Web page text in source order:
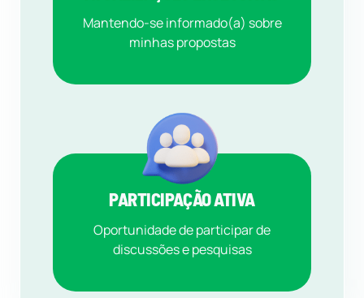
Mantendo-se informado(a) sobre
minhas propostas
PARTICIPAÇÃO ATIVA
Oportunidade de participar de
discussões e pesquisas